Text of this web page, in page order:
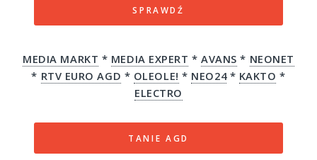
SPRAWDŹ
MEDIA MARKT * MEDIA EXPERT *AVANS * NEONET
* RTV EURO AGD * OLEOLE! * NEO24* KAKTO *
ELECTRO
TANIE AGD